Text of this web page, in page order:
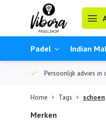
Padel Indian
Persoonlijk advies in
Home Tags schoen
Merken